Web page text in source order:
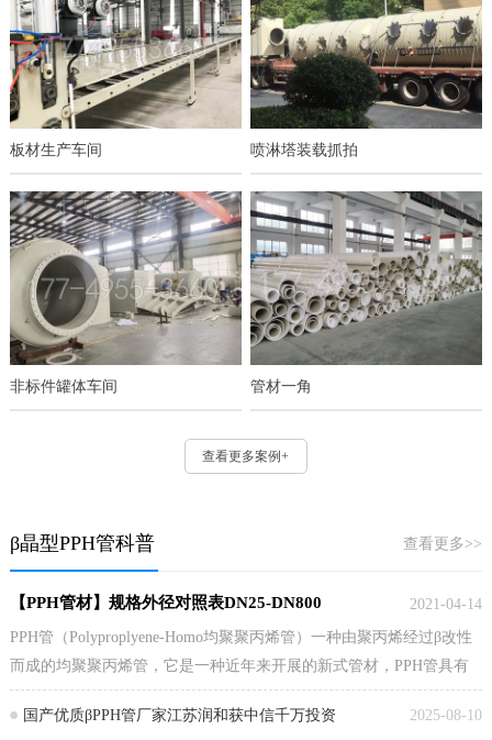
板材生产车间 喷淋塔装载抓拍
非标件罐体车间 管材一角
查看更多案例+
查看更多>>
β晶型PPH管科普
2021-04-14
【PPH管材】规格外径对照表DN25-DN800
PPH管（Polyproplyene-Homo均聚聚丙烯管）一种由聚丙烯经过β改性
而成的均聚聚丙烯管，它是一种近年来开展的新式管材，PPH管具有
均匀细腻的Beta晶型结构，具有热定型性好、耐高温、抗化学药性
佳、可蠕变、张力大、绝缘性好、不溶于有机溶剂、不干裂、无毒性
2025-08-10
国产优质βPPH管厂家江苏润和获中信千万投资